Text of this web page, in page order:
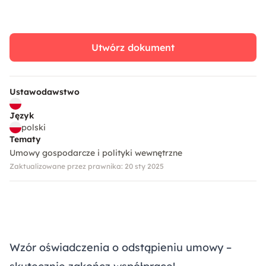
Ustawodawstwo
Język
polski
Tematy
Umowy gospodarcze i polityki wewnętrzne
Zaktualizowane przez prawnika: 20 sty 2025
Utwórz dokument
Wzór oświadczenia o odstąpieniu umowy –